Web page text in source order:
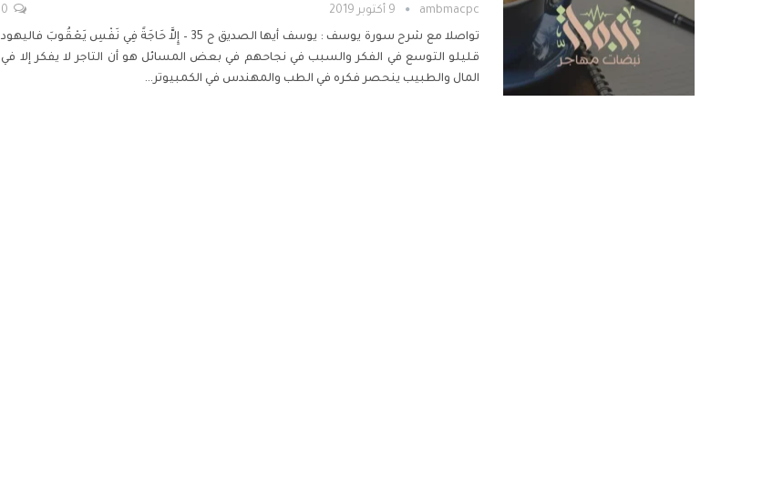
ambmacpc 9 أكتوبر 2019
تواصلا مع شرح سورة يوسف : يوسف أيها الصديق ح 35 – إِلاَّ حَاجَةً فِي نَفْسِ يَعْقُوبَ
فاليهود
قليلو التوسع في الفكر والسبب في نجاحهم في بعض المسائل هو أن التاجر لا يفكر إلا في
المال والطبيب ينحصر فكره في الطب والمهندس في الكمبيوتر…